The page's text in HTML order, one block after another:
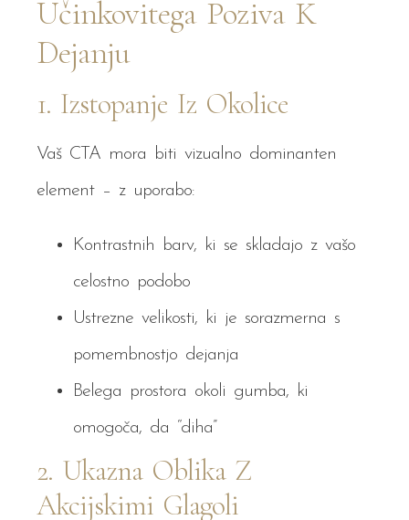
Učinkovitega Poziva K
Dejanju
1. Izstopanje Iz Okolice
Vaš CTA mora biti vizualno dominanten
element – z uporabo:
Kontrastnih barv, ki se skladajo z vašo
celostno podobo
Ustrezne velikosti, ki je sorazmerna s
pomembnostjo dejanja
Belega prostora okoli gumba, ki
omogoča, da “diha”
2. Ukazna Oblika Z
Akcijskimi Glagoli